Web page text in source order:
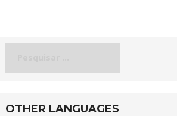
OTHER LANGUAGES